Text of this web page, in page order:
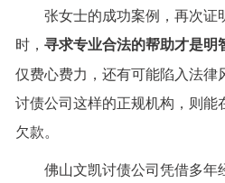
张女士的成功案例，再次证
时， 寻求专业合法的帮助才是明
仅费心费力，还有可能陷入法律
讨债公司这样的正规机构，则能
欠款。
佛山文凯讨债公司凭借多年